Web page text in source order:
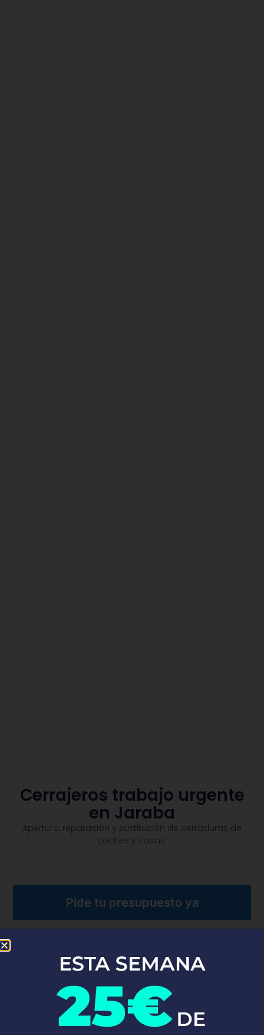
Cerrajeros trabajo urgente
en Jaraba
Apertura, reparación y sustitución de cerraduras de
coches y casas.​
Pide tu presupuesto ya